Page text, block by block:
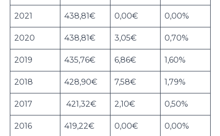
2021 438,81€ 0,00€ 0,00%
2020 438,81€ 3,05€ 0,70%
2019 435,76€ 6,86€ 1,60%
2018 428,90€ 7,58€ 1,79%
2017 421,32€ 2,10€ 0,50%
2016 419,22€ 0,00€ 0,00%